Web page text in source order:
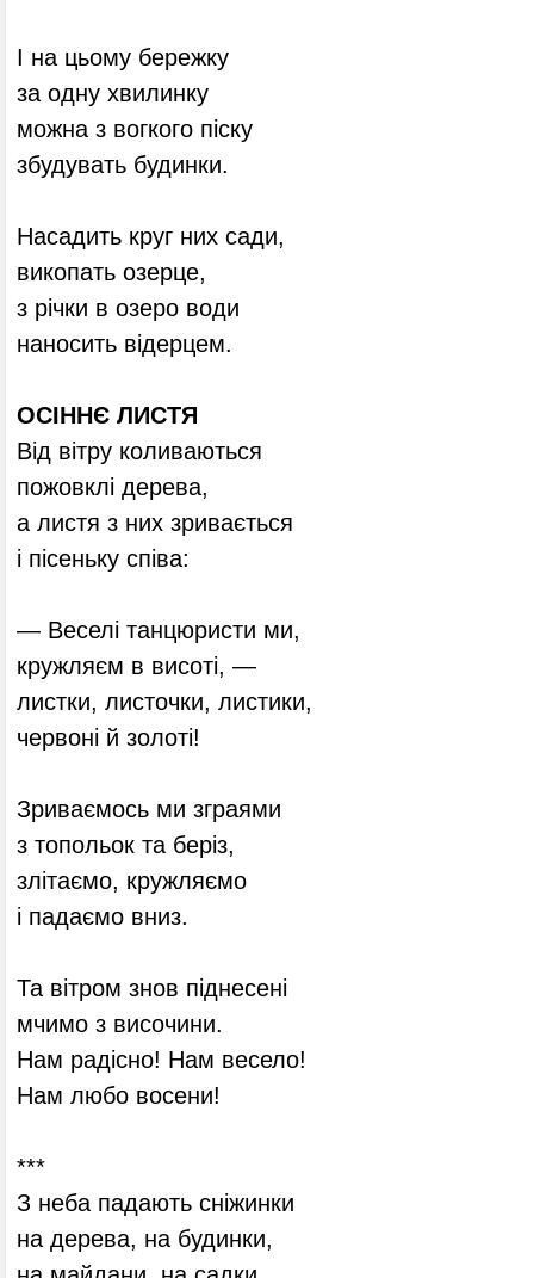
І на цьому бережку
за одну хвилинку
можна з вогкого піску
збудувать будинки.
Насадить круг них сади,
викопать озерце,
з річки в озеро води
наносить відерцем.
ОСІННЄ ЛИСТЯ
Від вітру коливаються
пожовклі дерева,
а листя з них зривається
і пісеньку співа:
— Веселі танцюристи ми,
кружляєм в висоті, —
листки, листочки, листики,
червоні й золоті!
Зриваємось ми зграями
з топольок та беріз,
злітаємо, кружляємо
і падаємо вниз.
Та вітром знов піднесені
мчимо з височини.
Нам радісно! Нам весело!
Нам любо восени!
***
З неба падають сніжинки
на дерева, на будинки,